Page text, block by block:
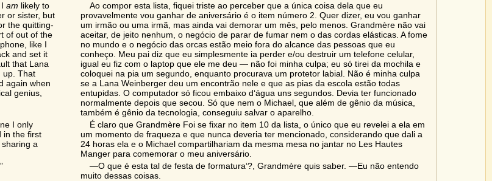
am likely to
or sister, but
the quitting-
of out of the
like I
and set it
that Lana
up. That
again when
genius,
Ao compor esta lista, fiquei triste ao perceber que a única coisa dela que eu
provavelmente vou ganhar de aniversário é o item número 2. Quer dizer, eu vou ganhar
um irmão ou uma irmã, mas ainda vai demorar um mês, pelo menos. Grandmère não vai
aceitar, de jeito nenhum, o negócio de parar de fumar nem o das cordas elásticas. A fome
no mundo e o negócio das orcas estão meio fora do alcance das pessoas que eu
conheço. Meu pai diz que eu simplesmente ia perder e/ou destruir um telefone celular,
igual eu fiz com o laptop que ele me deu — não foi minha culpa; eu só tirei da mochila e
coloquei na pia um segundo, enquanto procurava um protetor labial. Não é minha culpa
se a Lana Weinberger deu um encontrão nele e que as pias da escola estão todas
entupidas. O computador só ficou embaixo d‘água uns segundos. Devia ter funcionado
normalmente depois que secou. Só que nem o Michael, que além de gênio da música,
também é gênio da tecnologia, conseguiu salvar o aparelho.
I only
in the first
a
É claro que Grandmère Foi se fixar no item 10 da lista, o único que eu revelei a ela em
um momento de fraqueza e que nunca deveria ter mencionado, considerando que dali a
24 horas ela e o Michael compartilhariam da mesma mesa no jantar no Les Hautes
Manger para comemorar o meu aniversário.
―O que é esta tal de festa de formatura‘?, Grandmère quis saber. ―Eu não entendo
muito dessas coisas.